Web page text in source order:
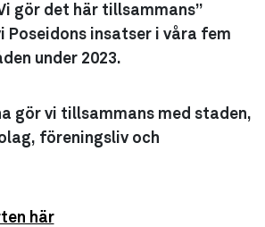
gör det här tillsammans”
insatser i våra fem
under 2023.
gör vi tillsammans med staden,
föreningsliv och
här